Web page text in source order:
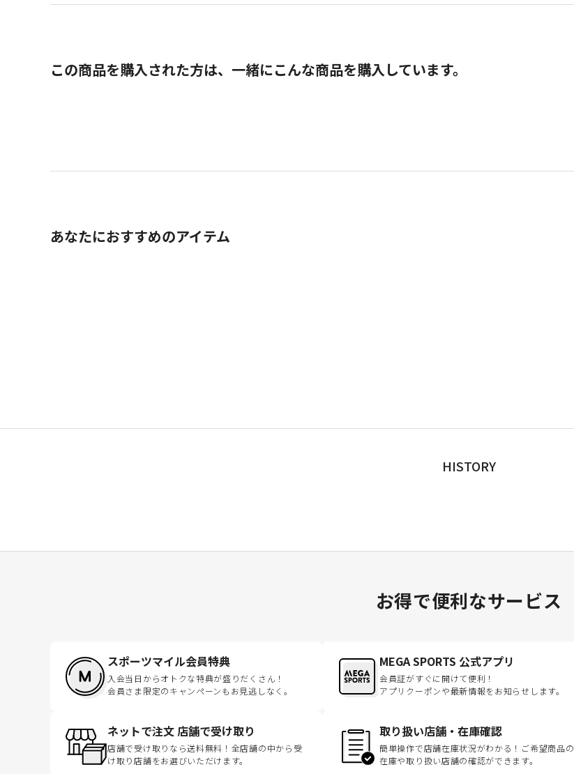
この商品を購入された方は、一緒にこんな商品を購入しています。
あなたにおすすめのアイテム
HISTORY
お得で便利なサービス
スポーツマイル会員特典
入会当日からオトクな特典が盛りだくさん！
会員さま限定のキャンペーンもお見逃しなく。
MEGA SPORTS 公式アプリ
会員証がすぐに開けて便利！
アプリクーポンや最新情報をお知らせします。
ネットで注文 店舗で受け取り
店舗で受け取りなら送料無料！全店舗の中から受
け取り店舗をお選びいただけます。
取り扱い店舗・在庫確認
簡単操作で店舗在庫状況がわかる！ご希望商品の
在庫や取り扱い店舗の確認ができます。